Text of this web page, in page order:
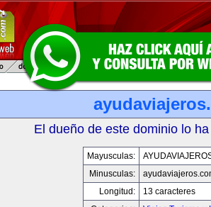
El dueño de este dominio lo
Mayusculas:
Minusculas:
Longitud:
13 caracteres